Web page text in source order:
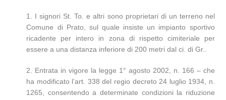
1. I signori St. To. e altri sono proprietari di un terreno nel
Comune di Prato, sul quale insiste un impianto sportivo
ricadente per intero in zona di rispetto cimiteriale per
essere a una distanza inferiore di 200 metri dal ci. di Gr..
2. Entrata in vigore la legge 1° agosto 2002, n. 166 – che
ha modificato l’art. 338 del regio decreto 24 luglio 1934, n.
1265, consentendo a determinate condizioni la riduzione